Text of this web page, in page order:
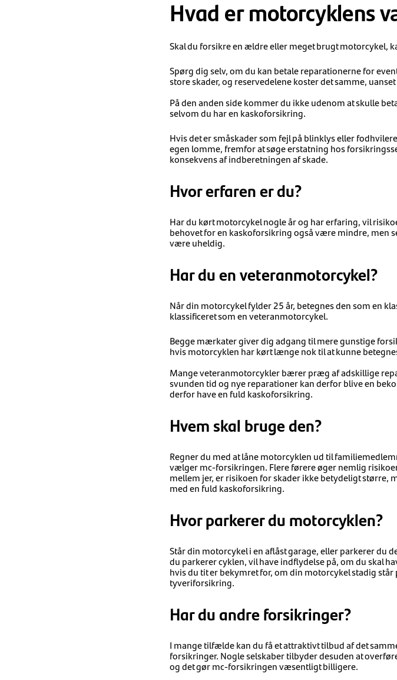
Hvad er motorcyklens
Skal du forsikre en ældre eller meget brugt motorcykel,
Spørg dig selv, om du kan betale reparationerne for
store skader, og reservedelene koster det samme,
På den anden side kommer du ikke udenom at skulle
selvom du har en kaskoforsikring.
Hvis det er småskader som fejl på blinklys eller
egen lomme, fremfor at søge erstatning hos
konsekvens af indberetningen af skade.
Hvor erfaren er du?
Har du kørt motorcykel nogle år og har erfaring, vil
behovet for en kaskoforsikring også være mindre, men
være uheldig.
Har du en veteranmotorcykel?
Når din motorcykel fylder 25 år, betegnes den som en
klassificeret som en veteranmotorcykel.
Begge mærkater giver dig adgang til mere gunstige
hvis motorcyklen har kørt længe nok til at kunne
Mange veteranmotorcykler bærer præg af adskillige
svunden tid og nye reparationer kan derfor blive en
derfor have en fuld kaskoforsikring.
Hvem skal bruge den?
Regner du med at låne motorcyklen ud til
vælger mc-forsikringen. Flere førere øger nemlig
mellem jer, er risikoen for skader ikke betydeligt
med en fuld kaskoforsikring.
Hvor parkerer du motorcyklen?
Står din motorcykel i en aflåst garage, eller parkerer du
du parkerer cyklen, vil have indflydelse på, om du skal
hvis du tit er bekymret for, om din motorcykel stadig
tyveriforsikring.
Har du andre forsikringer?
I mange tilfælde kan du få et attraktivt tilbud af det
forsikringer. Nogle selskaber tilbyder desuden at
og det gør mc-forsikringen væsentligt billigere.